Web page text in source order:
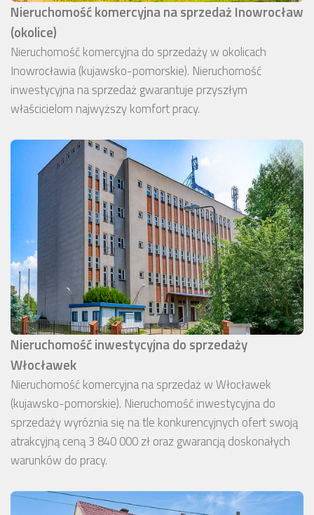
Nieruchomość komercyjna na sprzedaż Inowrocław
(okolice)
Nieruchomość komercyjna do sprzedaży w okolicach
Inowrocławia (kujawsko-pomorskie). Nieruchomość
inwestycyjna na sprzedaż gwarantuje przyszłym
właścicielom najwyższy komfort pracy.
Nieruchomość inwestycyjna do sprzedaży
Włocławek
Nieruchomość komercyjna na sprzedaż w Włocławek
(kujawsko-pomorskie). Nieruchomość inwestycyjna do
sprzedaży wyróżnia się na tle konkurencyjnych ofert swoją
atrakcyjną ceną 3 840 000 zł oraz gwarancją doskonałych
warunków do pracy.